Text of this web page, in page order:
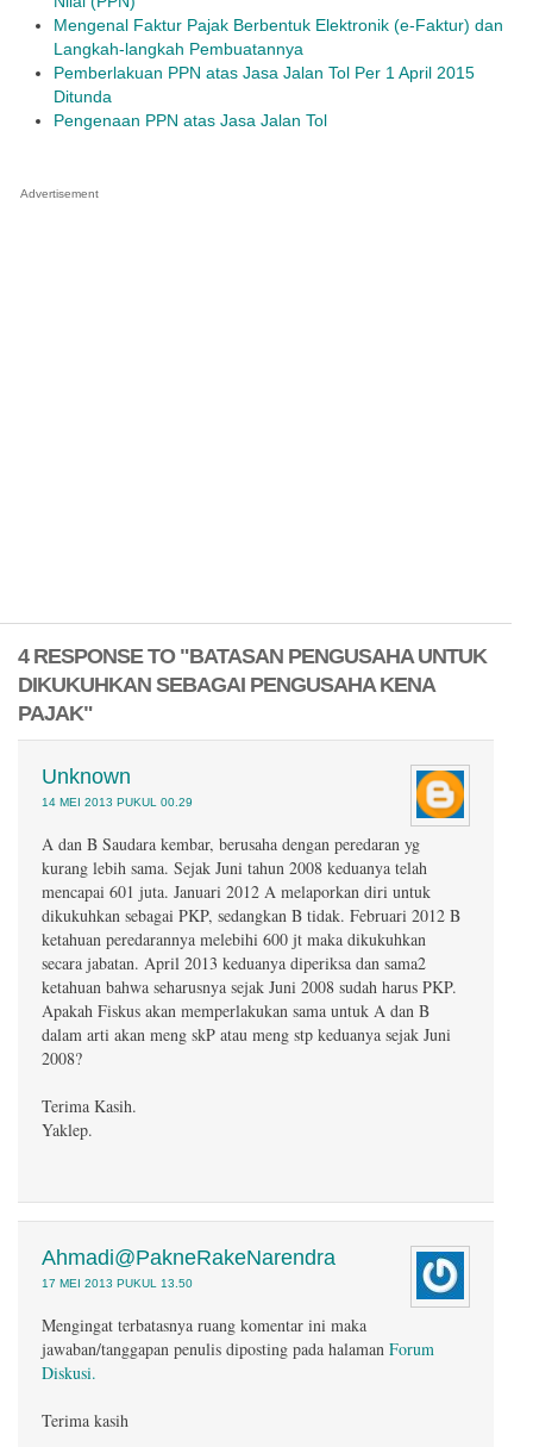
Mengenal Faktur Pajak Berbentuk Elektronik (e-Faktur) dan
Langkah-langkah Pembuatannya
Pemberlakuan PPN atas Jasa Jalan Tol Per 1 April 2015
Ditunda
Pengenaan PPN atas Jasa Jalan Tol
Advertisement
4 RESPONSE TO "BATASAN PENGUSAHA UNTUK
DIKUKUHKAN SEBAGAI PENGUSAHA KENA
PAJAK"
Unknown
14 MEI 2013 PUKUL 00.29
A dan B Saudara kembar, berusaha dengan peredaran yg
kurang lebih sama. Sejak Juni tahun 2008 keduanya telah
mencapai 601 juta. Januari 2012 A melaporkan diri untuk
dikukuhkan sebagai PKP, sedangkan B tidak. Februari 2012 B
ketahuan peredarannya melebihi 600 jt maka dikukuhkan
secara jabatan. April 2013 keduanya diperiksa dan sama2
ketahuan bahwa seharusnya sejak Juni 2008 sudah harus PKP.
Apakah Fiskus akan memperlakukan sama untuk A dan B
dalam arti akan meng skP atau meng stp keduanya sejak Juni
2008?
Terima Kasih.
Yaklep.
Ahmadi@PakneRakeNarendra
17 MEI 2013 PUKUL 13.50
Mengingat terbatasnya ruang komentar ini maka
jawaban/tanggapan penulis diposting pada halaman Forum
Diskusi.
Terima kasih